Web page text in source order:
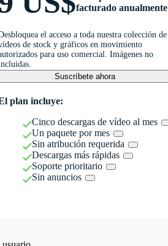
facturado anualmente
el acceso a toda nuestra colección de
de stock y gráficos en movimiento
para uso comercial. Imágenes no
Suscríbete ahora
plan incluye:
Cinco descargas de vídeo al mes
Un paquete por mes
Sin atribución requerida
Descargas más rápidas
Soporte prioritario
Sin anuncios